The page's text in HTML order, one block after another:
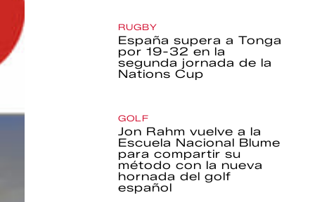
RUGBY
España supera a Tonga
por 19-32 en la
segunda jornada de la
Nations Cup
GOLF
Jon Rahm vuelve a la
Escuela Nacional Blume
para compartir su
método con la nueva
hornada del golf
español